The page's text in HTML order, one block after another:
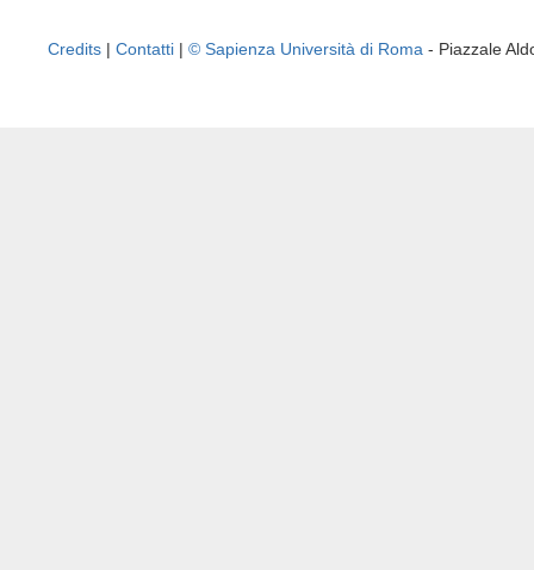
Credits | Contatti | © Sapienza Università di Roma - Piazzale